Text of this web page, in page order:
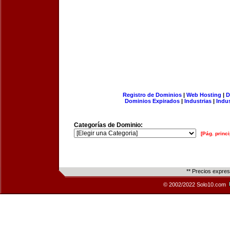
Registro de Dominios| Web Hosting |
Dominios Expirados | Industrias |
Categorías de Dominio:
[Pág.
** Precios
© 2002/2022 Solo10.com